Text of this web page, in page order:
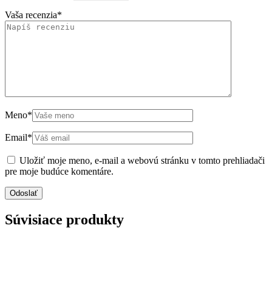
Vaša recenzia*
Meno*
Email*
Uložiť moje meno, e-mail a webovú stránku v tomto prehliadači
pre moje budúce komentáre.
Súvisiace produkty